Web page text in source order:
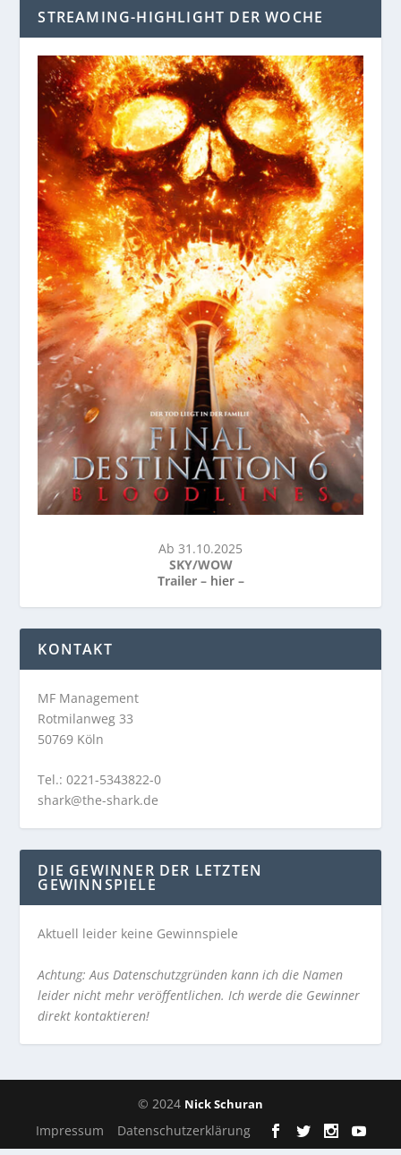
STREAMING-HIGHLIGHT DER WOCHE
Ab 31.10.2025
SKY/WOW
Trailer – hier –
KONTAKT
MF Management
Rotmilanweg 33
50769 Köln
Tel.: 0221-5343822-0
shark@the-shark.de
DIE GEWINNER DER LETZTEN
GEWINNSPIELE
Aktuell leider keine Gewinnspiele
Achtung: Aus Datenschutzgründen kann ich die Namen
leider nicht mehr veröffentlichen. Ich werde die Gewinner
direkt kontaktieren!
© 2024 Nick Schuran
Impressum Datenschutzerklärung